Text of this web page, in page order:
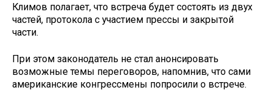
Климов полагает, что встреча будет состоять из двух
частей, протокола с участием прессы и закрытой
части.
При этом законодатель не стал анонсировать
возможные темы переговоров, напомнив, что сами
американские конгрессмены попросили о встрече.